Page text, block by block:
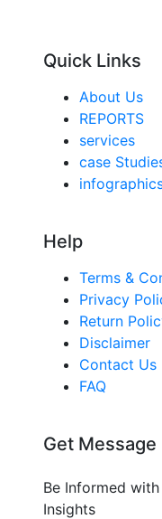
Quick Links
About Us
REPORTS
services
case
Help
Terms &
Privacy
Return
Disclaimer
Contact Us
FAQ
Get Message
Be Informed
Insights